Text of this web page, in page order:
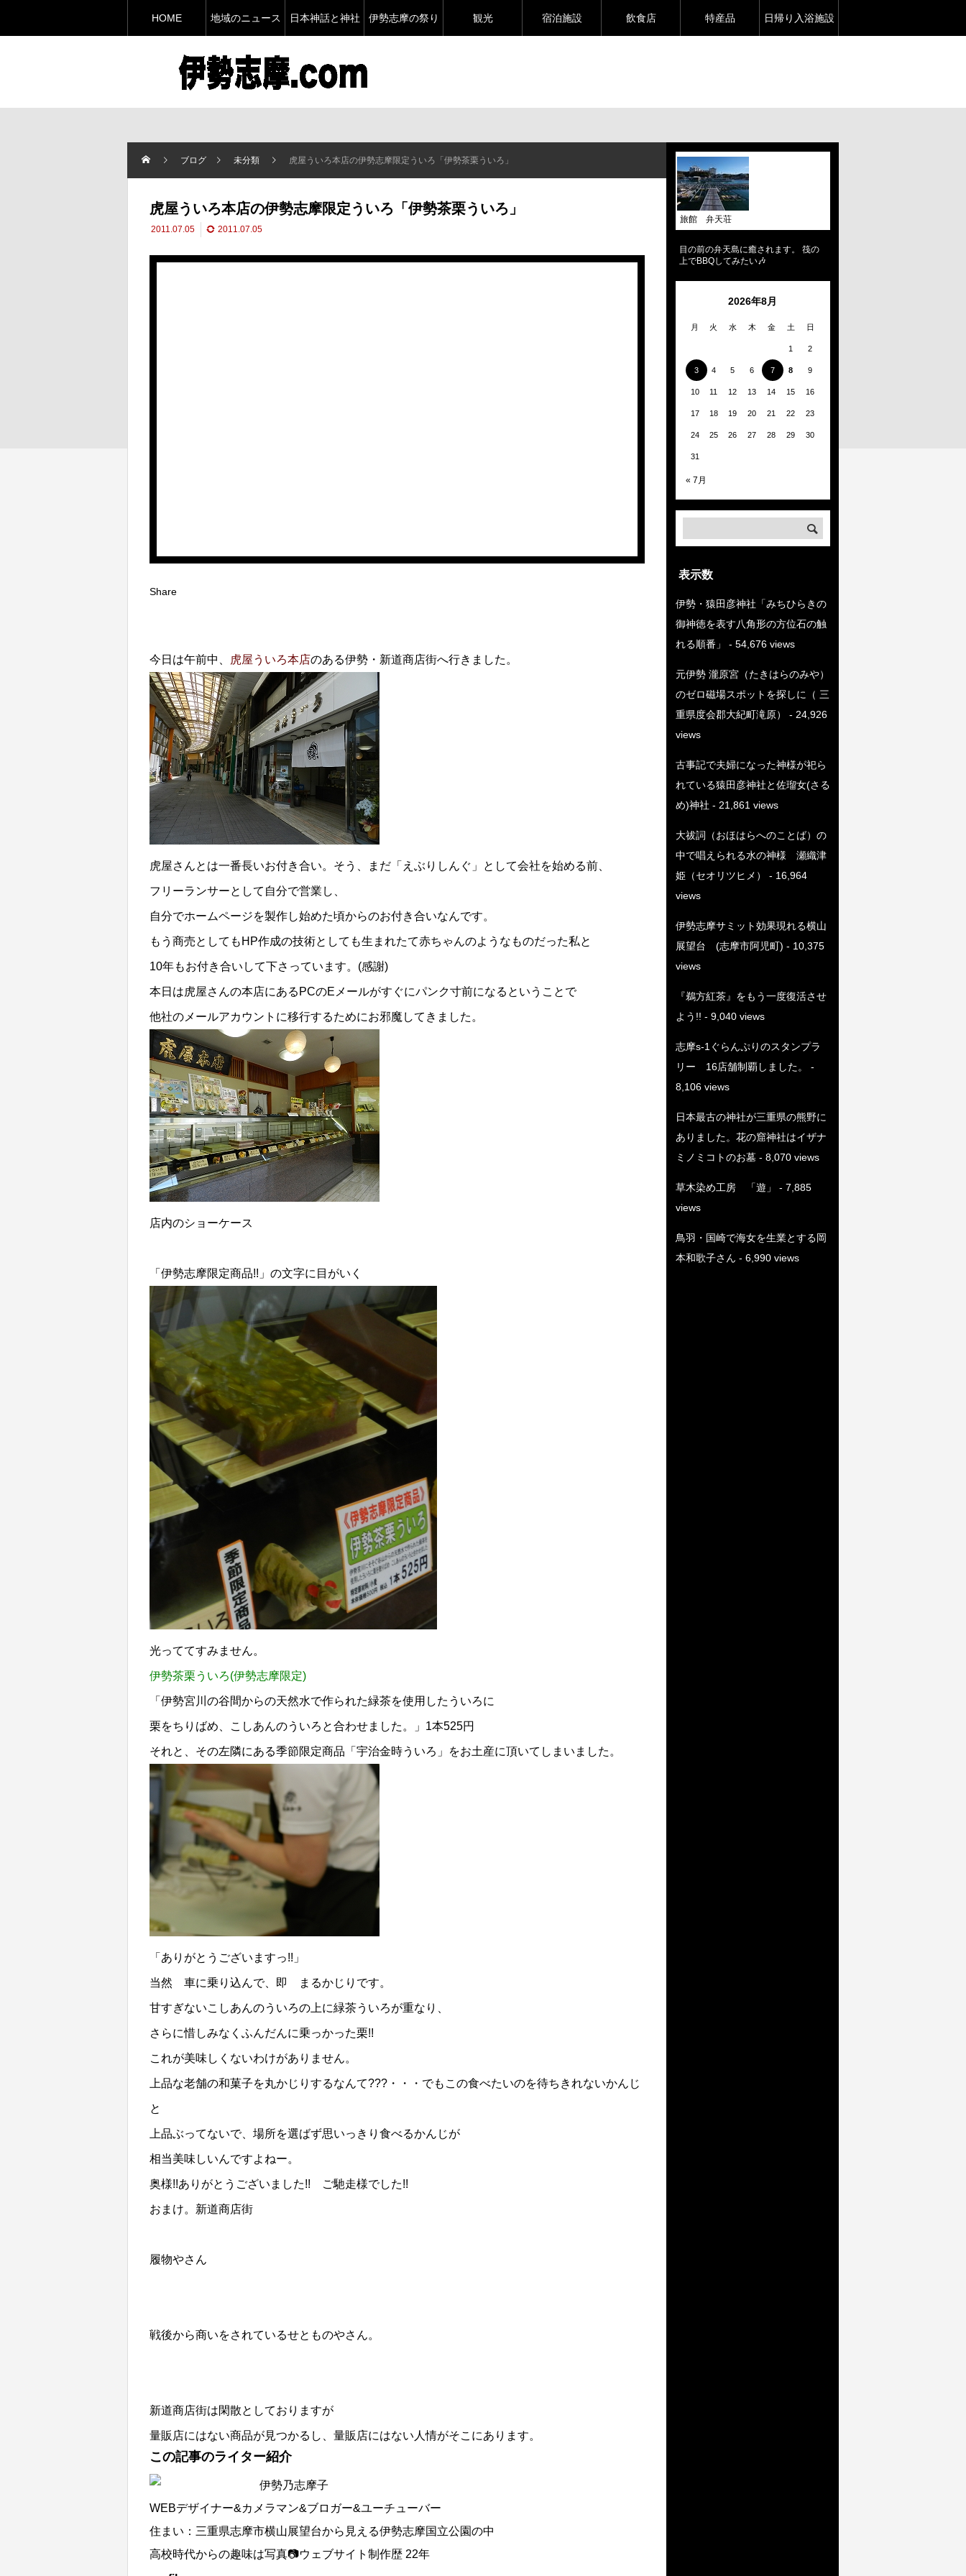
HOME 地域のニュース 日本神話と神社 伊勢志摩の祭り 観光 宿泊施設 飲食店 特産品 日帰り入浴施設
ブログ 未分類 虎屋ういろ本店の伊勢志摩限定ういろ「伊勢茶栗ういろ」
虎屋ういろ本店の伊勢志摩限定ういろ「伊勢茶栗ういろ」
2011.07.05 2011.07.05
Share
今日は午前中、 虎屋ういろ本店のある伊勢・新道商店街へ行きました。
虎屋さんとは一番長いお付き合い。そう、まだ「えぶりしんぐ」として会社を始める前、
フリーランサーとして自分で営業し、
自分でホームページを製作し始めた頃からのお付き合いなんです。
もう商売としてもHP作成の技術としても生まれたて赤ちゃんのようなものだった私と
10年もお付き合いして下さっています。(感謝)
本日は虎屋さんの本店にあるPCのEメールがすぐにパンク寸前になるということで
他社のメールアカウントに移行するためにお邪魔してきました。
店内のショーケース
「伊勢志摩限定商品!!」の文字に目がいく
光っててすみません。
伊勢茶栗ういろ(伊勢志摩限定)
「伊勢宮川の谷間からの天然水で作られた緑茶を使用したういろに
栗をちりばめ、こしあんのういろと合わせました。」1本525円
それと、その左隣にある季節限定商品「宇治金時ういろ」をお土産に頂いてしまいました。
「ありがとうございますっ!!」
当然 車に乗り込んで、即 まるかじりです。
甘すぎないこしあんのういろの上に緑茶ういろが重なり、
さらに惜しみなくふんだんに乗っかった栗!!
これが美味しくないわけがありません。
上品な老舗の和菓子を丸かじりするなんて???・・・でもこの食べたいのを待ちきれないかんじ
と
上品ぶってないで、場所を選ばず思いっきり食べるかんじが
相当美味しいんですよねー。
奥様!!ありがとうございました!! ご馳走様でした!!
おまけ。新道商店街
履物やさん
戦後から商いをされているせとものやさん。
新道商店街は閑散としておりますが
量販店にはない商品が見つかるし、量販店にはない人情がそこにあります。
この記事のライター紹介
伊勢乃志摩子
WEBデザイナー&カメラマン&ブロガー&ユーチューバー
住まい：三重県志摩市横山展望台から見える伊勢志摩国立公園の中
高校時代からの趣味は写真📷ウェブサイト制作歴 22年
旅館 弁天荘
目の前の弁天島に癒されます。 筏の
上でBBQしてみたい🎶
2026年8月
月 火 水 木 金 土 日
1 2
3 4 5 6 7 8 9
10 11 12 13 14 15 16
17 18 19 20 21 22 23
24 25 26 27 28 29 30
31
« 7月
表示数
伊勢・猿田彦神社「みちひらきの
御神徳を表す八角形の方位石の触
れる順番」
- 54,676 views
元伊勢 瀧原宮（たきはらのみや）
のゼロ磁場スポットを探しに（ 三
重県度会郡大紀町滝原）
- 24,926
views
古事記で夫婦になった神様が祀ら
れている猿田彦神社と佐瑠女(さる
め)神社 - 21,861 views
大祓詞（おほはらへのことば）の
中で唱えられる水の神様 瀬織津
姫（セオリツヒメ）
- 16,964
views
伊勢志摩サミット効果現れる横山
展望台 (志摩市阿児町) - 10,375
views
『鵜方紅茶』をもう一度復活させ
よう!! - 9,040 views
志摩s-1ぐらんぷりのスタンプラ
リー 16店舗制覇しました。
-
8,106 views
日本最古の神社が三重県の熊野に
ありました。花の窟神社はイザナ
ミノミコトのお墓- 8,070 views
草木染め工房 「遊」
- 7,885
views
鳥羽・国崎で海女を生業とする岡
本和歌子さん - 6,990 views